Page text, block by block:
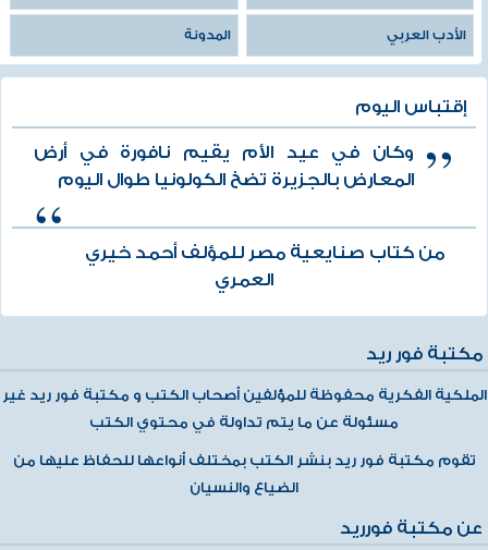
الأدب العربي المدونة
إقتباس اليوم
وكان في عيد الأم يقيم نافورة في أرض
المعارض بالجزيرة تضخ الكولونيا طوال اليوم
من كتاب صنايعية مصر للمؤلف أحمد خيري
العمري
مكتبة فور ريد
الملكية الفكرية محفوظة للمؤلفين أصحاب الكتب و مكتبة فور ريد غير
مسئولة عن ما يتم تداولة في محتوي الكتب
تقوم مكتبة فور ريد بنشر الكتب بمختلف أنواعها للحفاظ عليها من
الضياع والنسيان
عن مكتبة فورريد